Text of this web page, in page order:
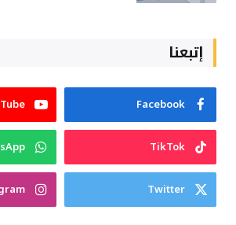
إتبعنا
Facebook
TikTok
Twitter